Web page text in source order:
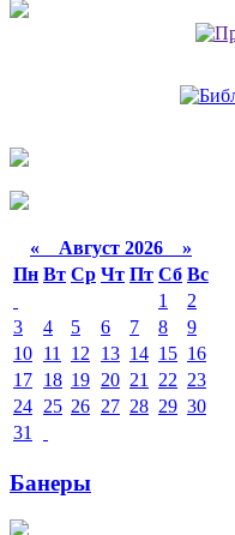
« Август 2026 »
Пн Вт Ср Чт Пт Сб Вс
1
2
3
4 5 6 7 8
9
10 11 12 13 14 15 16
17 18 19 20 21 22 23
24 25 26 27 28 29 30
31
Банеры